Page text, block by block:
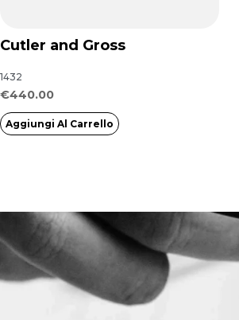
Cutler and Gross
1432
€440.00
Aggiungi Al Carrello